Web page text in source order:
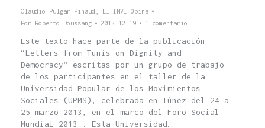
Claudio Pulgar Pinaud
El INVI Opina
Por Roberto Doussang 2013-12-19 1 comentario
Este texto hace parte de la publicación
“Letters from Tunis on Dignity and
Democracy” escritas por un grupo de trabajo
de los participantes en el taller de la
Universidad Popular de los Movimientos
Sociales (UPMS), celebrada en Túnez del 24 a
25 marzo 2013, en el marco del Foro Social
Mundial 2013 . Esta Universidad…